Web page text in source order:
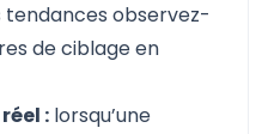
observez-
de ciblage en
: lorsqu’une